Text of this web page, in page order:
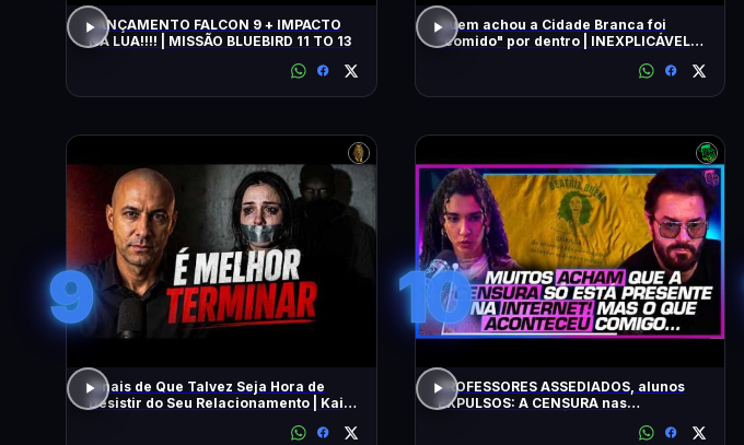
LANÇAMENTO FALCON 9 + IMPACTO
NA LUA!!!! | MISSÃO BLUEBIRD 11 TO 13
Quem achou a Cidade Branca foi
"comido" por dentro | INEXPLICÁVEL
9
Sinais de Que Talvez Seja Hora de
Desistir do Seu Relacionamento | Kaio
10
PROFESSORES ASSEDIADOS, alunos
EXPULSOS: A CENSURA nas